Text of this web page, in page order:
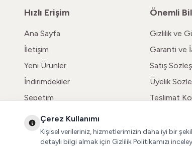
Hızlı Erişim
Ana Sayfa
İletişim
Yeni Ürünler
İndirimdekiler
Sepetim
Önemli
Gizlilik ve
Garanti ve
Satış
Üyelik
Teslimat
Çerez Kullanımı
Kişisel verileriniz, hizmetlerimizin daha iyi bir
detaylı bilgi almak için Gizlilik Politikamızı